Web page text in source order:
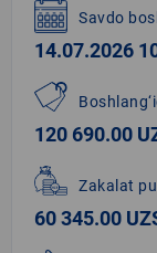
Savdo
14.07.2026
120 690.00
Zakalat
60 345.00